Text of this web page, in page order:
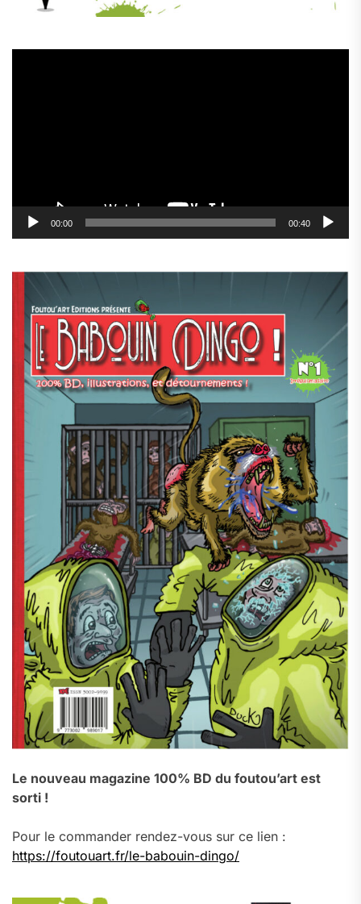
00:00 00:40
Le nouveau magazine 100% BD du foutou’art est
sorti !
Pour le commander rendez-vous sur ce lien :
https://foutouart.fr/le-babouin-dingo/